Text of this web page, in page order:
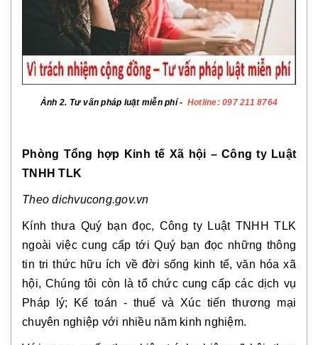
Ảnh 2. Tư vấn pháp luật miễn phí - Hotline: 097 211 8764
Phòng Tổng hợp Kinh tế Xã hội – Công ty Luật
TNHH TLK
Theo dichvucong.gov.vn
Kính thưa Quý bạn đọc, Công ty Luật TNHH TLK
ngoài việc cung cấp tới Quý bạn đọc những thông
tin tri thức hữu ích về đời sống kinh tế, văn hóa xã
hội, Chúng tôi còn là tổ chức cung cấp các dịch vụ
Pháp lý; Kế toán - thuế và Xúc tiến thương mại
chuyên nghiệp với nhiều năm kinh nghiệm.